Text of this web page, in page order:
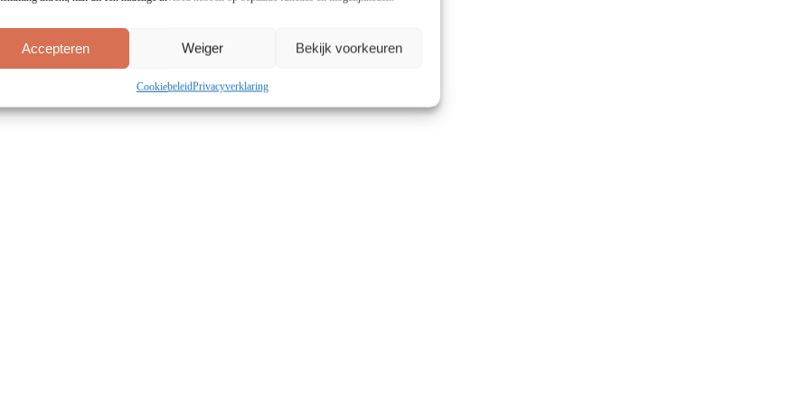
Accepteren Weiger Bekijk voorkeuren
CookiebeleidPrivacyverklaring